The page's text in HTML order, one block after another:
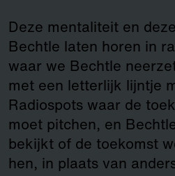
Deze mentaliteit en
Bechtle laten horen in
waar we Bechtle
met een letterlijk lijntje
Radiospots waar de
moet pitchen, en
bekijkt of de toekomst
hen, in plaats van